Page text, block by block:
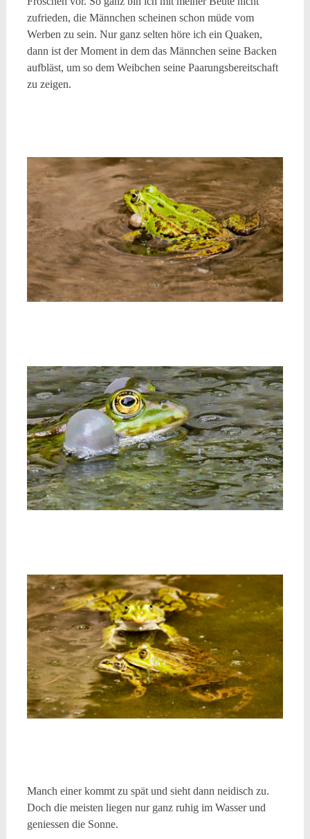
zufrieden, die Männchen scheinen schon müde vom
Werben zu sein. Nur ganz selten höre ich ein Quaken,
dann ist der Moment in dem das Männchen seine Backen
aufbläst, um so dem Weibchen seine Paarungsbereitschaft
zu zeigen.
Manch einer kommt zu spät und sieht dann neidisch zu.
Doch die meisten liegen nur ganz ruhig im Wasser und
geniessen die Sonne.